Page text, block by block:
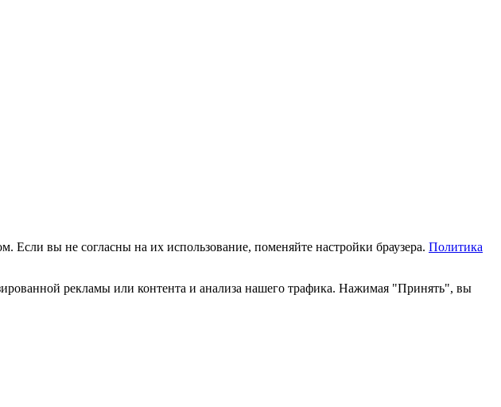
Если вы не согласны на их использование, поменяйте настройки браузера. Политика
рекламы или контента и анализа нашего трафика. Нажимая "Принять", вы